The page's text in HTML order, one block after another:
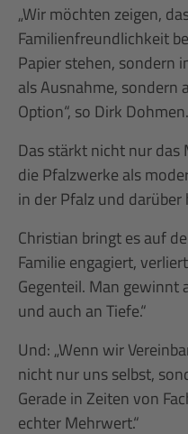
„Wir möchten zeigen,
Familienfreundlichkeit
Papier stehen, sondern
als Ausnahme, sondern
Option“, so Dirk Dohmen.
Das stärkt nicht nur das
die Pfalzwerke als
in der Pfalz und darüber
Christian bringt es auf
Familie engagiert,
Gegenteil. Man gewinnt
und auch an Tiefe.“
Und: „Wenn wir
nicht nur uns selbst,
Gerade in Zeiten von
echter Mehrwert.“